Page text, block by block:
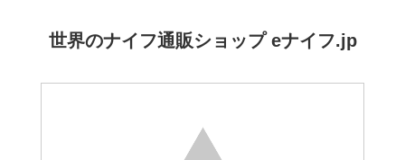
世界のナイフ通販ショップ eナイフ.jp